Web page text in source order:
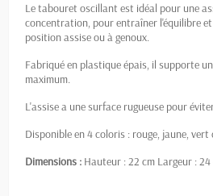
Le tabouret oscillant est idéal pour une
concentration, pour entraîner l'équilibre
position assise ou à genoux.
Fabriqué en plastique épais, il supporte
maximum.
L'assise a une surface rugueuse pour
Disponible en 4 coloris : rouge, jaune, vert
Dimensions : Hauteur : 22 cm Largeur :